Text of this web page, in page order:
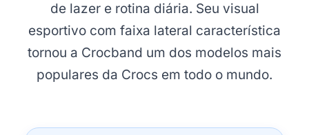
de lazer e rotina diária. Seu visual
esportivo com faixa lateral característica
tornou a Crocband um dos modelos mais
populares da Crocs em todo o mundo.